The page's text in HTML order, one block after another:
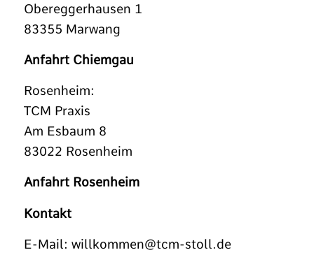
Obereggerhausen 1
83355 Marwang
Anfahrt Chiemgau
Rosenheim:
TCM Praxis
Am Esbaum 8
83022 Rosenheim
Anfahrt Rosenheim
Kontakt
E-Mail: willkommen@tcm-stoll.de